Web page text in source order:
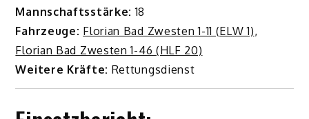
Mannschaftsstärke: 18
Fahrzeuge: Florian Bad Zwesten 1-11 (ELW 1),
Florian Bad Zwesten 1-46 (HLF 20)
Weitere Kräfte: Rettungsdienst